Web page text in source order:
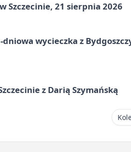
Szczecinie, 21 sierpnia 2026
dniowa wycieczka z
z Darią Szymańską